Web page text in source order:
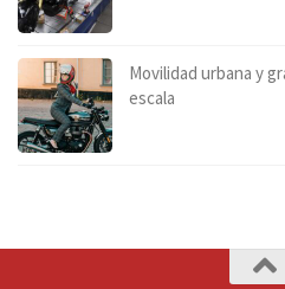
Movilidad urbana y
escala